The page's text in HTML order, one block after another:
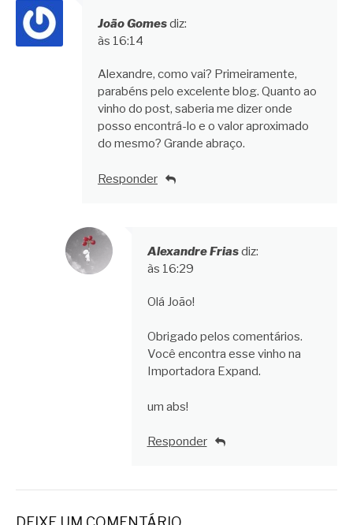
João Gomesdiz:
às 16:14
Alexandre, como vai? Primeiramente,
parabéns pelo excelente blog. Quanto ao
vinho do post, saberia me dizer onde
posso encontrá-lo e o valor aproximado
do mesmo? Grande abraço.
Responder
Alexandre Friasdiz:
às 16:29
Olá João!
Obrigado pelos comentários.
Você encontra esse vinho na
Importadora Expand.
um abs!
Responder